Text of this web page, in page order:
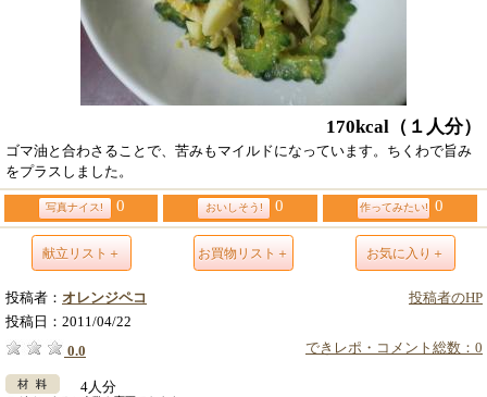
170kcal （１人分）
ゴマ油と合わさることで、苦みもマイルドになっています。ちくわで旨み
をプラスしました。
写真ナイス! 0 おいしそう! 0 作ってみたい! 0
献立リスト＋ お買物リスト＋ お気に入り＋
投稿者のHP
投稿者： オレンジペコ
投稿日： 2011/04/22
できレポ・コメント総数：0
0.0
4人分